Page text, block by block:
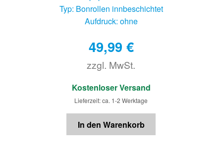
Typ: Bonrollen innbeschichtet
Aufdruck: ohne
49,99 €
zzgl. MwSt.
€
Kostenloser Versand
Lieferzeit: ca. 1-2 Werktage
In den Warenkorb